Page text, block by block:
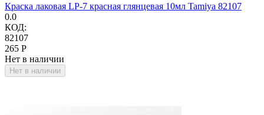
Краска лаковая LP-7 красная глянцевая 10мл Tamiya 82107
0.0
КОД:
82107
‍265‍ Р
Нет в наличии
Нет в наличии